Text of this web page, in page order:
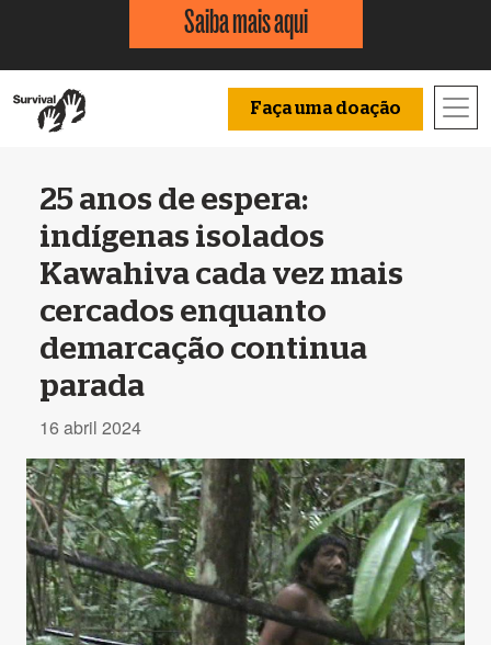
Saiba mais aqui
Faça uma doação
25 anos de espera:
indígenas isolados
Kawahiva cada vez mais
cercados enquanto
demarcação continua
parada
16 abril 2024